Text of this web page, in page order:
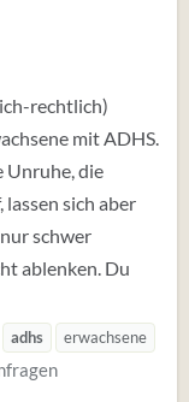
rechtlich)
mit ADHS.
Unruhe, die
sich aber
schwer
ablenken. Du
adhs erwachsene